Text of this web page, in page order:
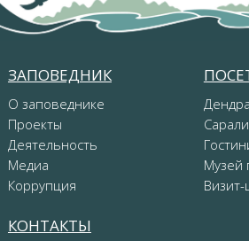
ЗАПОВЕДНИК
О заповеднике
Проекты
Деятельность
Медиа
Коррупция
Музей
Визит-
КОНТАКТЫ